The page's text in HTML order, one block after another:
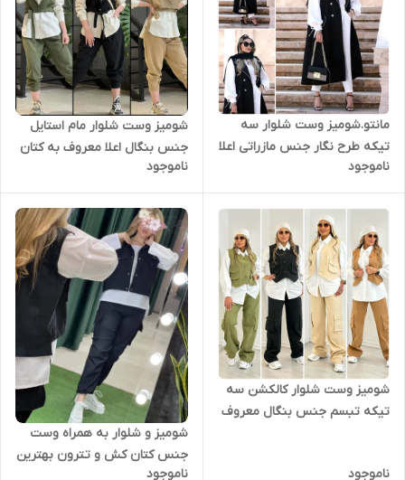
مانتو.شومیز وست شلوار سه
تیکه طرح نگار جنس مازراتی اعلا
ناموجود
شومیز وست شلوار مام استایل
جنس بنگال اعلا معروف به کتان
ناموجود
شومیز وست شلوار کالکشن سه
تیکه تبسم جنس بنگال معروف
ناموجود
شومیز و شلوار به همراه وست
جنس کتان کش و تترون بهترین
ناموجود